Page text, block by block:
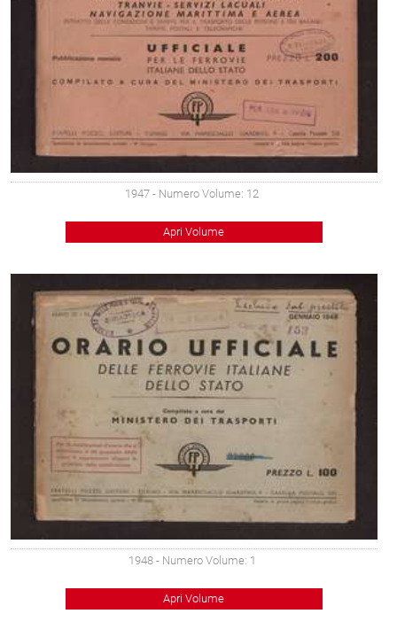
1947 - Numero Volume: 12
Apri Volume
1948 - Numero Volume: 1
Apri Volume